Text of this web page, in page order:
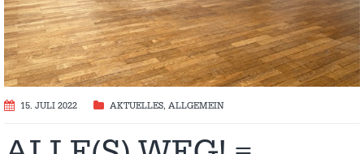
15. JULI 2022 AKTUELLES, ALLGEMEIN